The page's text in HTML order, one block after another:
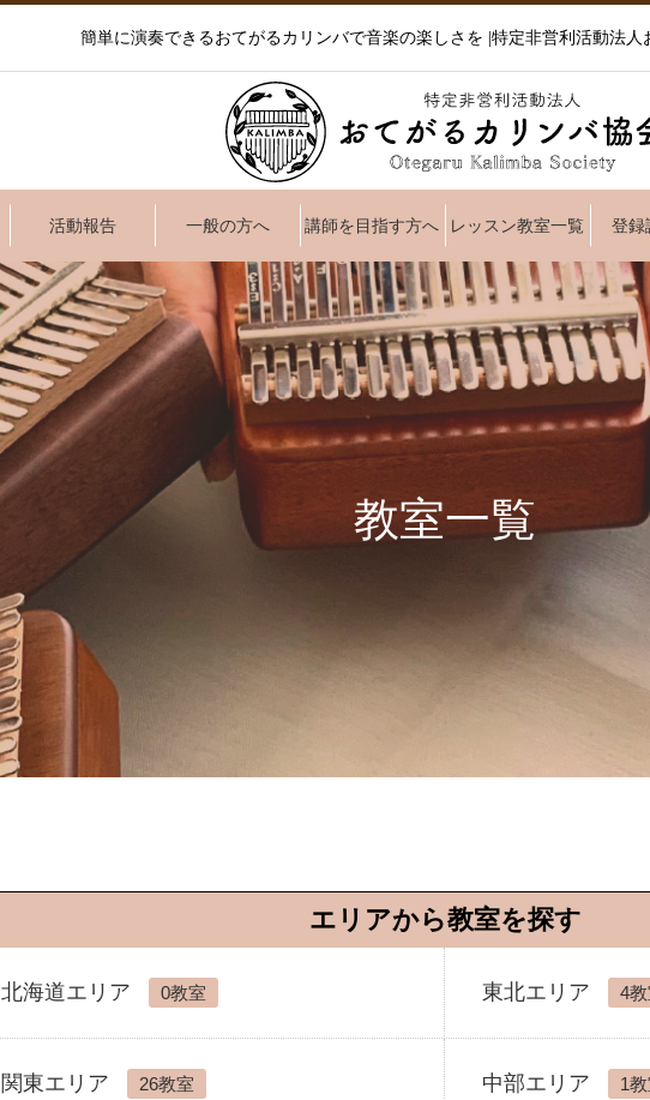
簡単に演奏できるおてがるカリンバで音楽の楽しさを |特定非営利活動法人
活動報告 一般の方へ 講師を目指す方へ レッスン教室一覧 登録
教室一覧
エリアから教室を探す
北海道エリア 0教室 東北エリア 4
関東エリア 26教室 中部エリア 1